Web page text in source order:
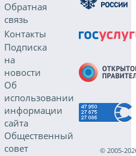
Обратная
связь
Контакты
Подписка
на
новости
Об
использовании
информации
сайта
Общественный
совет
© 2005-